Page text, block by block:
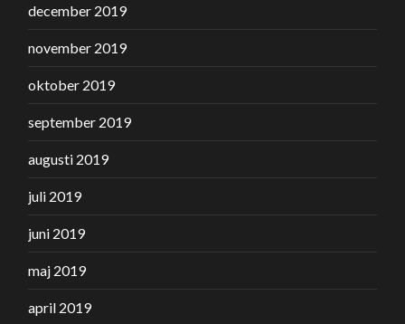
december 2019
november 2019
oktober 2019
september 2019
augusti 2019
juli 2019
juni 2019
maj 2019
april 2019